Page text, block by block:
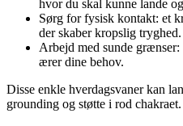
hvor du skal kunne lande
Sørg for fysisk kontakt: et
der skaber kropslig tryghed.
Arbejd med sunde grænser:
ærer dine behov.
Disse enkle hverdagsvaner kan
grounding og støtte i rod chakraet.